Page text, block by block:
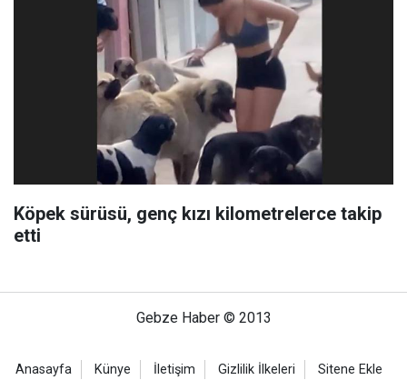
Köpek sürüsü, genç kızı kilometrelerce takip
etti
Gebze Haber © 2013
Anasayfa Künye İletişim Gizlilik İlkeleri Sitene Ekle